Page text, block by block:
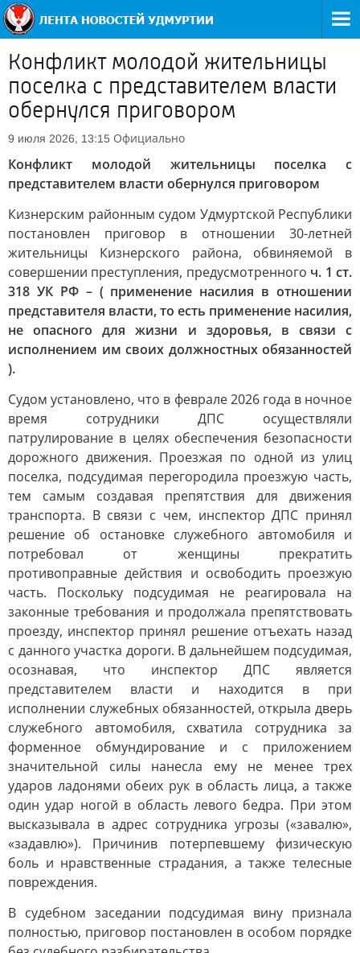
Конфликт молодой жительницы
поселка с представителем власти
обернулся приговором
9 июля 2026, 13:15 Официально
Конфликт молодой жительницы поселка с
представителем власти обернулся приговором
Кизнерским районным судом Удмуртской Республики
постановлен приговор в отношении 30-летней
жительницы Кизнерского района, обвиняемой в
совершении преступления, предусмотренного ч. 1 ст.
318 УК РФ – ( применение насилия в отношении
представителя власти, то есть применение насилия,
не опасного для жизни и здоровья, в связи с
исполнением им своих должностных обязанностей
).
Судом установлено, что в феврале 2026 года в ночное
время сотрудники ДПС осуществляли
патрулирование в целях обеспечения безопасности
дорожного движения. Проезжая по одной из улиц
поселка, подсудимая перегородила проезжую часть,
тем самым создавая препятствия для движения
транспорта. В связи с чем, инспектор ДПС принял
решение об остановке служебного автомобиля и
потребовал от женщины прекратить
противоправные действия и освободить проезжую
часть. Поскольку подсудимая не реагировала на
законные требования и продолжала препятствовать
проезду, инспектор принял решение отъехать назад
с данного участка дороги. В дальнейшем подсудимая,
осознавая, что инспектор ДПС является
представителем власти и находится в при
исполнении служебных обязанностей, открыла дверь
служебного автомобиля, схватила сотрудника за
форменное обмундирование и с приложением
значительной силы нанесла ему не менее трех
ударов ладонями обеих рук в область лица, а также
один удар ногой в область левого бедра. При этом
высказывала в адрес сотрудника угрозы («завалю»,
«задавлю»). Причинив потерпевшему физическую
боль и нравственные страдания, а также телесные
повреждения.
В судебном заседании подсудимая вину признала
полностью, приговор постановлен в особом порядке